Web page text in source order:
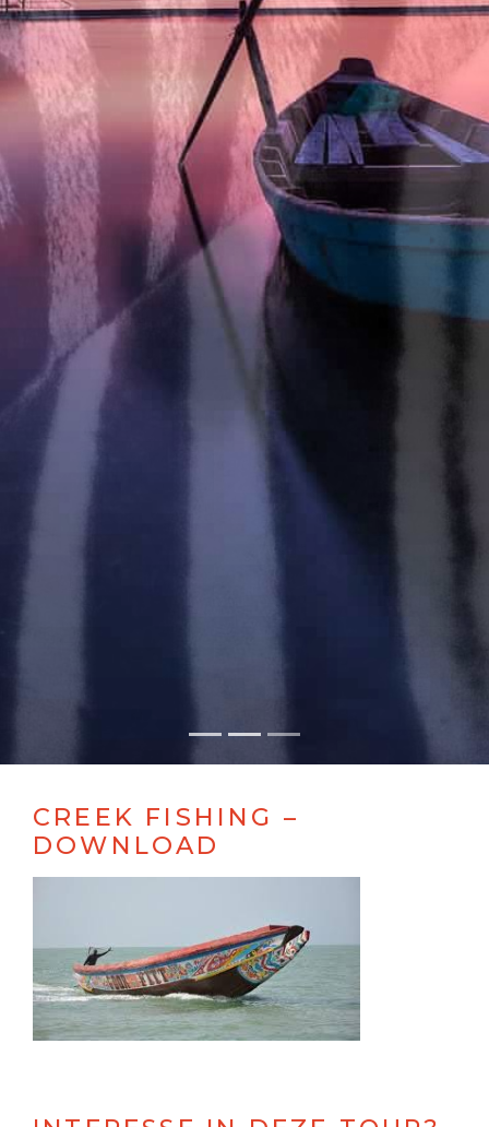
CREEK FISHING –
DOWNLOAD